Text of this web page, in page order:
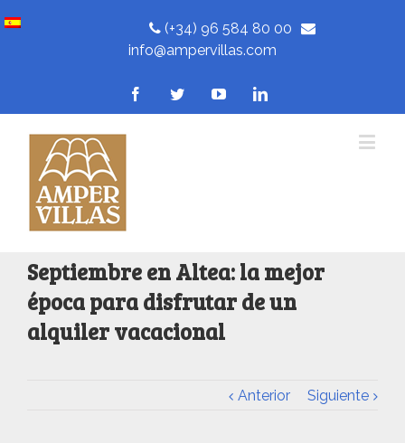
(+34) 96 584 80 00
info@ampervillas.com
Septiembre en Altea: la mejor
época para disfrutar de un
alquiler vacacional
Anterior Siguiente